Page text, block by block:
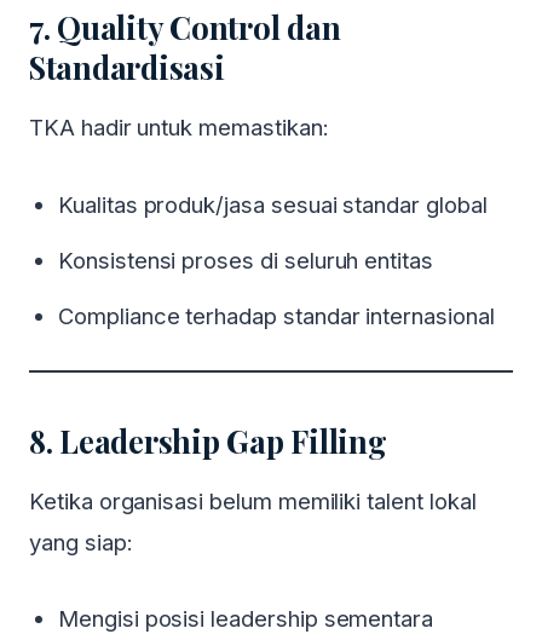
7. Quality Control dan
Standardisasi
TKA hadir untuk memastikan:
Kualitas produk/jasa sesuai standar global
Konsistensi proses di seluruh entitas
Compliance terhadap standar internasional
8. Leadership Gap Filling
Ketika organisasi belum memiliki talent lokal
yang siap:
Mengisi posisi leadership sementara